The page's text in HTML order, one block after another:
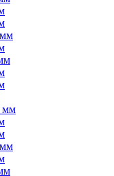
мм